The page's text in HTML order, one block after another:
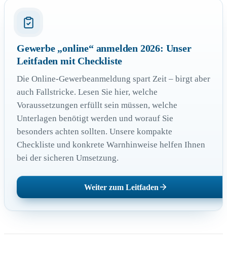
Gewerbe „online“ anmelden 2026: Unser
Leitfaden mit Checkliste
Die Online-Gewerbeanmeldung spart Zeit – birgt aber
auch Fallstricke. Lesen Sie hier, welche
Voraussetzungen erfüllt sein müssen, welche
Unterlagen benötigt werden und worauf Sie
besonders achten sollten. Unsere kompakte
Checkliste und konkrete Warnhinweise helfen Ihnen
bei der sicheren Umsetzung.
Weiter zum Leitfaden